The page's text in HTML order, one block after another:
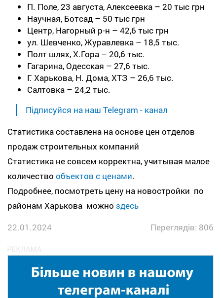
П. Поле, 23 августа, Алексеевка – 20 тыс грн
Научная, Ботсад – 50 тыс грн
Центр, Нагорный р-н – 42,6 тыс грн
ул. Шевченко, Журавлевка – 18,5 тыс.
Полт шлях, Х.Гора – 20,6 тыс.
Гагарина, Одесская – 27,6 тыс.
Г. Харькова, Н. Дома, ХТЗ – 26,6 тыс.
Салтовка – 24,2 тыс.
Підписуйся на наш Telegram - канал
Статистика составлена на основе цен отделов
продаж строительных компаний
Статистика не совсем корректна, учитывая малое
количество объектов с ценами.
Подробнее, посмотреть цену на новостройки по
районам Харькова можно здесь
22.01.2024
Переглядів: 806